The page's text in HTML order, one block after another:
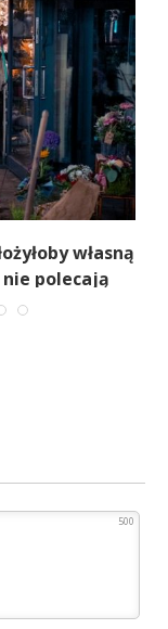
własną
polecają
500